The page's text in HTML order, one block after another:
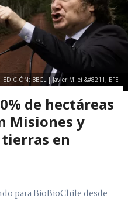
EDICIÓN: BBCL | Javier Milei &#8211; EFE
de hectáreas
Misiones y
en
para BioBioChile desde